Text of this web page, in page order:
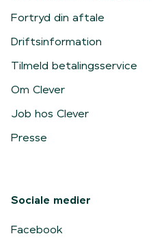
Fortryd din aftale
Driftsinformation
Tilmeld betalingsservice
Om Clever
Job hos Clever
Presse
Sociale medier
Facebook